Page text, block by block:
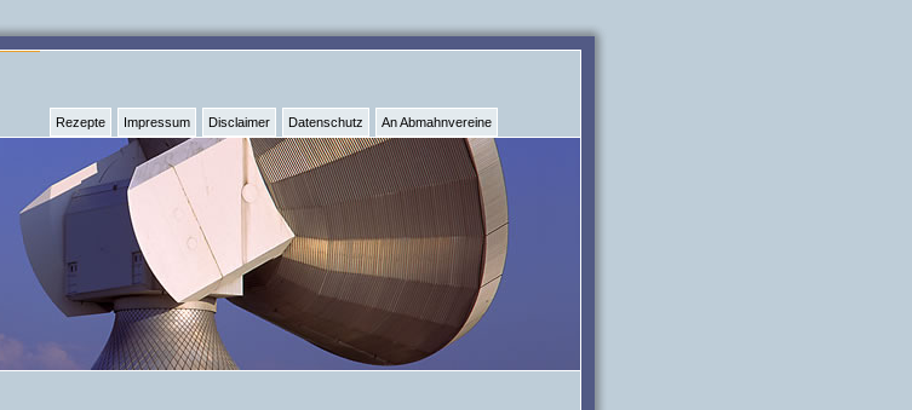
Rezepte Impressum Disclaimer Datenschutz An Abmahnvereine